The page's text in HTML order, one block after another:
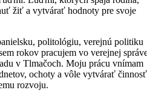
žiť a vytvárať hodnoty pre svoje
politológiu, verejnú politiku
rokov pracujem vo verejnej
v Tlmačoch. Moju prácu vnímam
ochoty a vôle vytvárať činnosť
rozvoju.